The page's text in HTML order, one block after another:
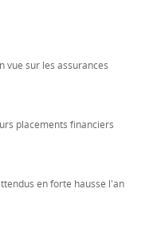
vue sur les assurances
placements financiers
en forte hausse l'an